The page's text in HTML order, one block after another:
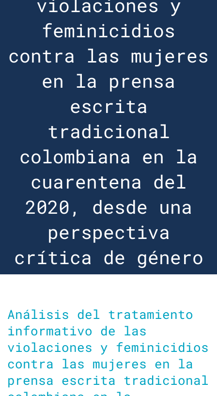
violaciones y
feminicidios
contra las mujeres
en la prensa
escrita
tradicional
colombiana en la
cuarentena del
2020, desde una
perspectiva
crítica de género
Análisis del tratamiento
informativo de las
violaciones y feminicidios
contra las mujeres en la
prensa escrita tradicional